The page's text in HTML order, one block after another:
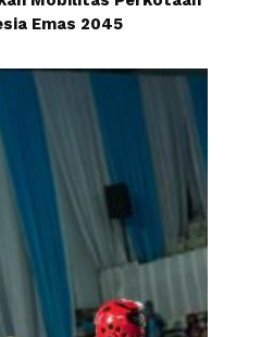
Emas 2045